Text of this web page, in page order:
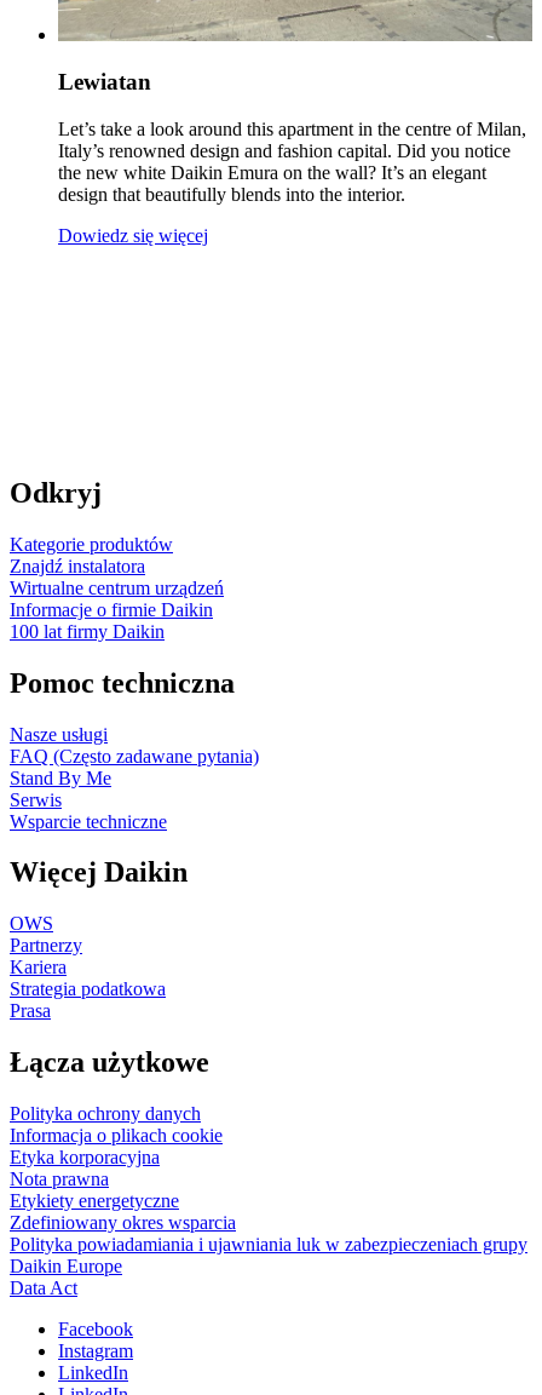
Lewiatan
Let’s take a look around this apartment in the centre of Milan,
Italy’s renowned design and fashion capital. Did you notice
the new white Daikin Emura on the wall? It’s an elegant
design that beautifully blends into the interior.
Dowiedz się więcej
Odkryj
Kategorie produktów
Znajdź instalatora
Wirtualne centrum urządzeń
Informacje o firmie Daikin
100 lat firmy Daikin
Pomoc techniczna
Nasze usługi
FAQ (Często zadawane pytania)
Stand By Me
Serwis
Wsparcie techniczne
Więcej Daikin
OWS
Partnerzy
Kariera
Strategia podatkowa
Prasa
Łącza użytkowe
Polityka ochrony danych
Informacja o plikach cookie
Etyka korporacyjna
Nota prawna
Etykiety energetyczne
Zdefiniowany okres wsparcia
Polityka powiadamiania i ujawniania luk w zabezpieczeniach grupy
Daikin Europe
Data Act
Facebook
Instagram
LinkedIn